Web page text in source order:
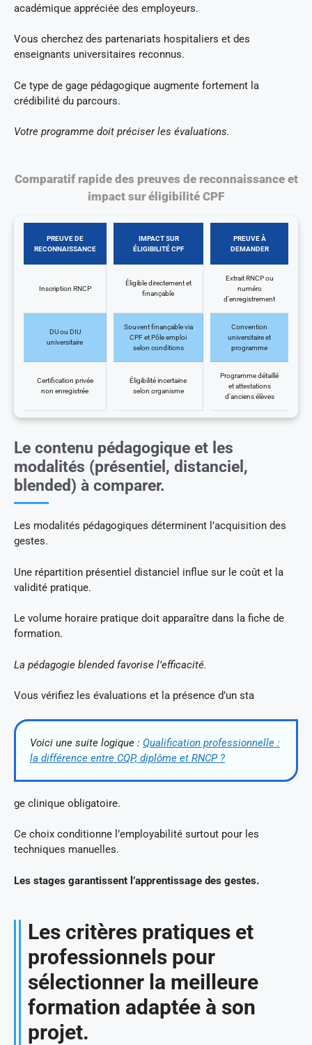
académique appréciée des employeurs.
Vous cherchez des partenariats hospitaliers et des
enseignants universitaires reconnus.
Ce type de gage pédagogique augmente fortement la
crédibilité du parcours.
Votre programme doit préciser les évaluations.
Comparatif rapide des preuves de reconnaissance et
impact sur éligibilité CPF
PREUVE DE
RECONNAISSANCE
IMPACT SUR
ÉLIGIBILITÉ CPF
PREUVE À
DEMANDER
Inscription RNCP
Éligible directement et
finançable
Extrait RNCP ou
numéro
d’enregistrement
DU ou DIU
universitaire
Souvent finançable via
CPF et Pôle emploi
selon conditions
Convention
universitaire et
programme
Certification privée
non enregistrée
Éligibilité incertaine
selon organisme
Programme détaillé
et attestations
d’anciens élèves
Le contenu pédagogique et les
modalités (présentiel, distanciel,
blended) à comparer.
Les modalités pédagogiques déterminent l’acquisition des
gestes.
Une répartition présentiel distanciel influe sur le coût et la
validité pratique.
Le volume horaire pratique doit apparaître dans la fiche de
formation.
La pédagogie blended favorise l’efficacité.
Vous vérifiez les évaluations et la présence d’un sta
Voici une suite logique : Qualification professionnelle :
la différence entre CQP, diplôme et RNCP ?
ge clinique obligatoire.
Ce choix conditionne l’employabilité surtout pour les
techniques manuelles.
Les stages garantissent l’apprentissage des gestes.
Les critères pratiques et
professionnels pour
sélectionner la meilleure
formation adaptée à son
projet.